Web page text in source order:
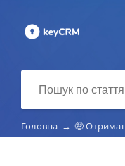
Головна → 🤑 Отримання